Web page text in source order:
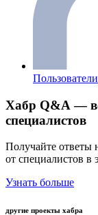
Пользователи
Хабр Q&A —
специалистов
Получайте ответы
от специалистов в
Узнать больше
другие проекты хабра